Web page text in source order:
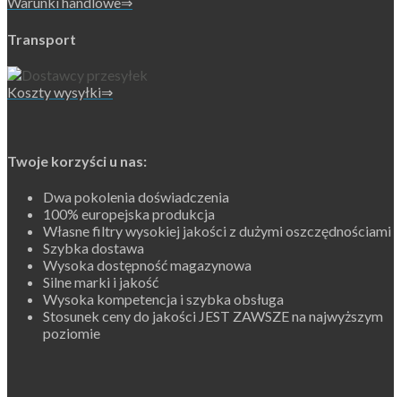
Transport
Koszty wysyłki⇒
Twoje korzyści u nas:
Dwa pokolenia doświadczenia
100% europejska produkcja
Własne filtry wysokiej jakości z dużymi oszczędnościami
Szybka dostawa
Wysoka dostępność magazynowa
Silne marki i jakość
Wysoka kompetencja i szybka obsługa
Stosunek ceny do jakości JEST ZAWSZE na najwyższym
poziomie